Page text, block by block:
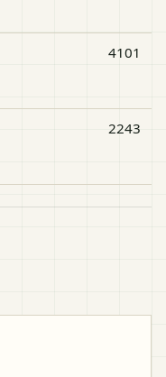
4101
2243